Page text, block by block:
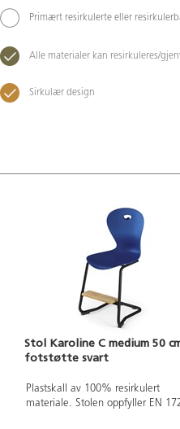
Primært resirkulerte eller
Alle materialer kan resirkuleres/
Sirkulær design
Stol Karoline C medium 50
fotstøtte svart
Plastskall av 100% resirkulert
materiale. Stolen oppfyller EN